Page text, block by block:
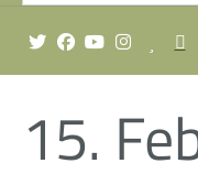
15.
Minis & Co.